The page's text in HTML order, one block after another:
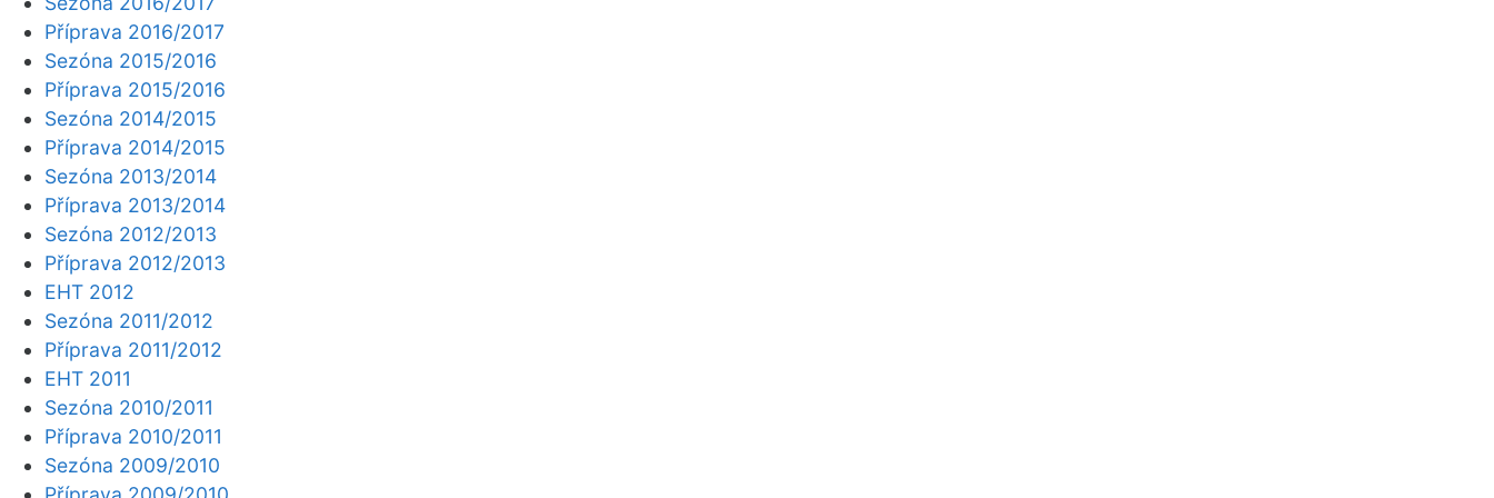
Příprava 2016/2017
Sezóna 2015/2016
Příprava 2015/2016
Sezóna 2014/2015
Příprava 2014/2015
Sezóna 2013/2014
Příprava 2013/2014
Sezóna 2012/2013
Příprava 2012/2013
EHT 2012
Sezóna 2011/2012
Příprava 2011/2012
EHT 2011
Sezóna 2010/2011
Příprava 2010/2011
Sezóna 2009/2010